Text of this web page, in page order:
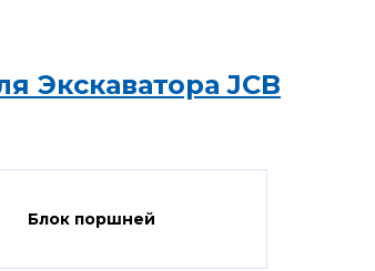
Экскаватора JCB
Блок поршней